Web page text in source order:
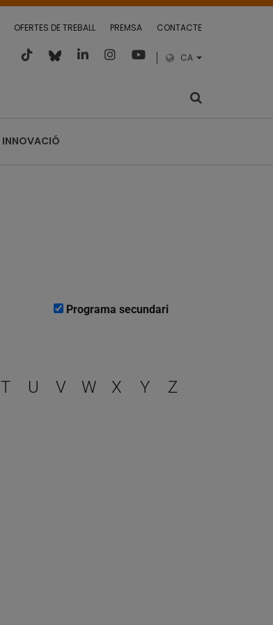
OFERTES DE TREBALL PREMSA CONTACTE
CA
INNOVACIÓ
Programa secundari
T U V W X Y Z